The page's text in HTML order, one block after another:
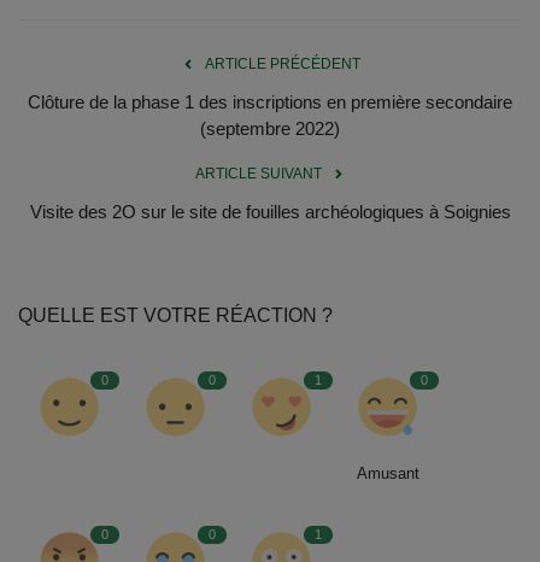
ARTICLE PRÉCÉDENT
Clôture de la phase 1 des inscriptions en première secondaire
(septembre 2022)
ARTICLE SUIVANT
Visite des 2O sur le site de fouilles archéologiques à Soignies
QUELLE EST VOTRE RÉACTION ?
0 0 1 0
Amusant
0 0 1